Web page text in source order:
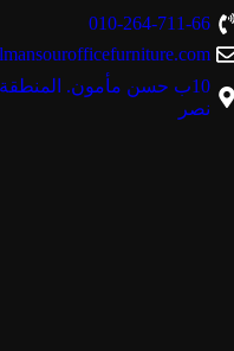
010-264-711-66
10ب حسن مأمون.
نصر